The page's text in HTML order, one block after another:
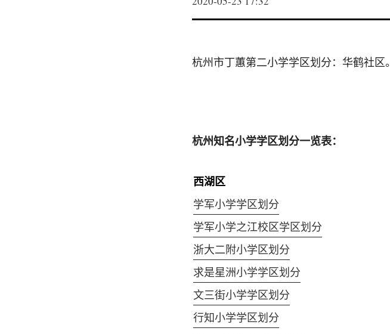
杭州市丁蕙第二小学学区划分：华鹤社区。
杭州知名小学学区划分一览表：
西湖区
学军小学学区划分
学军小学之江校区学区划分
浙大二附小学区划分
求是星洲小学学区划分
文三街小学学区划分
行知小学学区划分